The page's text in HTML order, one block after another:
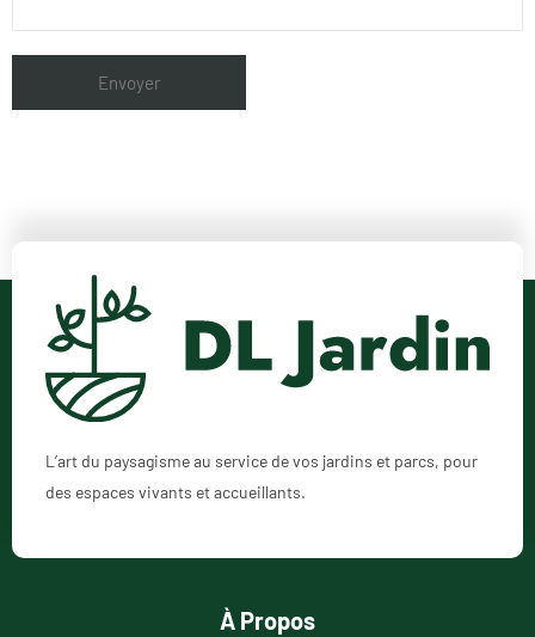
L’art du paysagisme au service de vos jardins et parcs, pour
des espaces vivants et accueillants.
À Propos